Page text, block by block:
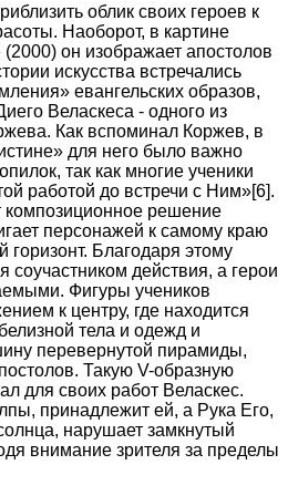
облик своих героев к
Наоборот, в картине
он изображает апостолов
искусства встречались
евангельских образов,
Веласкеса - одного из
Как вспоминал Коржев, в
для него было важно
так как многие ученики
работой до встречи с Ним»[6].
решение
персонажей к самому краю
горизонт. Благодаря этому
соучастником действия, а герои
Фигуры учеников
к центру, где находится
тела и одежд и
перевернутой пирамиды,
Такую V-образную
для своих работ Веласкес.
принадлежит ей, а Рука Его,
нарушает замкнутый
внимание зрителя за пределы